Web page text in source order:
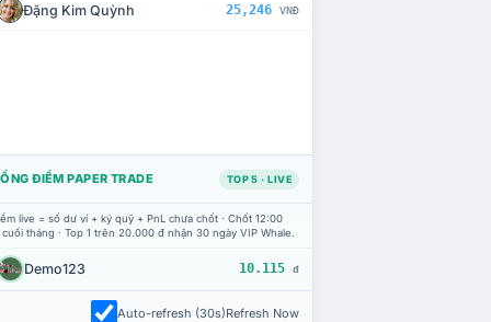
Đặng Kim Quỳnh 25,246 VNĐ
ĐIỂM PAPER TRADE TOP 5 · LIVE
live = số dư ví + ký quỹ + PnL chưa chốt · Chốt 12:00
tháng · Top 1 trên 20.000 đ nhận 30 ngày VIP Whale.
Demo123 10.115 đ
Auto-refresh (30s)Refresh Now